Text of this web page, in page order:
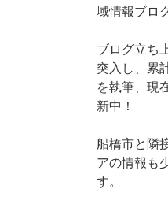
域情報ブロ
ブログ立ち
突入し、累
を執筆、現
新中！
船橋市と隣
アの情報も
す。